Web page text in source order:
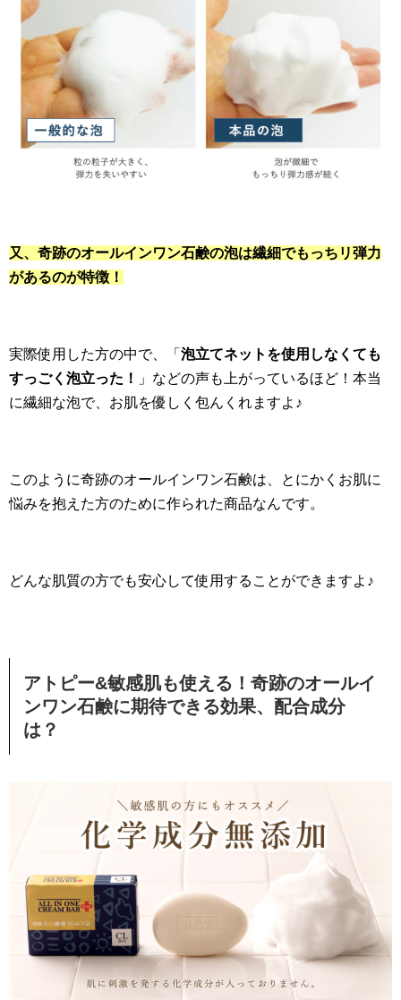
又、奇跡のオールインワン石鹸の泡は繊細でもっちリ弾力
があるのが特徴！
実際使用した方の中で、「 泡立てネットを使用しなくても
すっごく泡立った！
」などの声も上がっているほど！本当
に繊細な泡で、お肌を優しく包んくれますよ♪
このように奇跡のオールインワン石鹸は、とにかくお肌に
悩みを抱えた方のために作られた商品なんです。
どんな肌質の方でも安心して使用することができますよ♪
アトピー&敏感肌も使える！奇跡のオールイ
ンワン石鹸に期待できる効果、配合成分
は？